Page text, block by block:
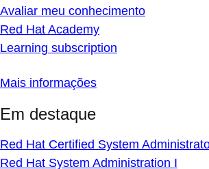
Avaliar meu conhecimento
Red Hat Academy
Learning subscription
Mais informações
Em destaque
Red Hat Certified System
Red Hat System Administration I